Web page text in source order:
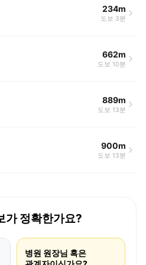
234m
도보 3분
662m
도보 10분
889m
도보 13분
900m
도보 13분
가 정확한가요?
병원 원장님 혹은